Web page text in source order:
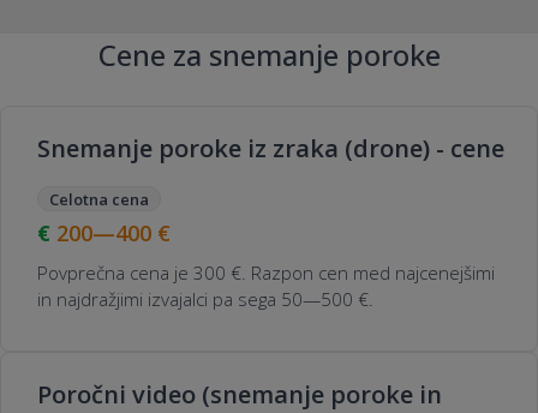
Cene za snemanje poroke
Snemanje poroke iz zraka (drone) - cene
Celotna cena
200—400 €
Povprečna cena je 300 €. Razpon cen med najcenejšimi
in najdražjimi izvajalci pa sega 50—500 €.
Poročni video (snemanje poroke in